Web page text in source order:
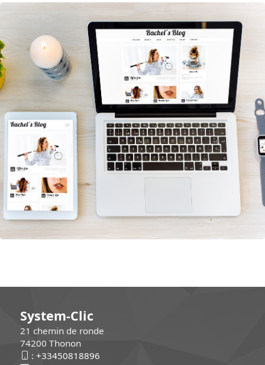
System-Clic
21 chemin de ronde
74200 Thonon
: +33450818896